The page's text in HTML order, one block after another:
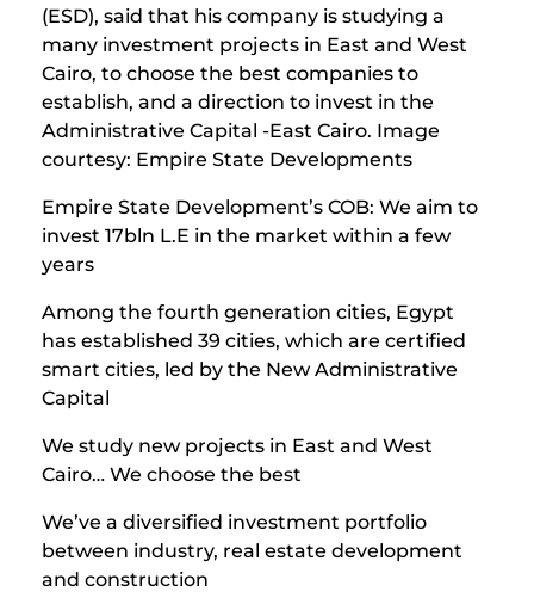
(ESD), said that his company is studying a
many investment projects in East and West
Cairo, to choose the best companies to
establish, and a direction to invest in the
Administrative Capital -East Cairo. Image
courtesy: Empire State Developments
Empire State Development’s COB: We aim to
invest 17bln L.E in the market within a few
years
Among the fourth generation cities, Egypt
has established 39 cities, which are certified
smart cities, led by the New Administrative
Capital
We study new projects in East and West
Cairo… We choose the best
We’ve a diversified investment portfolio
between industry, real estate development
and construction